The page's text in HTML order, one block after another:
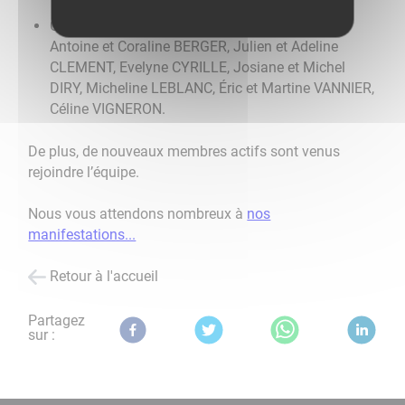
Conseil d’administration : Fabienne ANDRIOT,
Antoine et Coraline BERGER, Julien et Adeline
CLEMENT, Evelyne CYRILLE, Josiane et Michel
DIRY, Micheline LEBLANC, Éric et Martine VANNIER,
Céline VIGNERON.
De plus, de nouveaux membres actifs sont venus
rejoindre l’équipe.
Nous vous attendons nombreux à nos
manifestations...
Retour à l'accueil
Partagez
sur :